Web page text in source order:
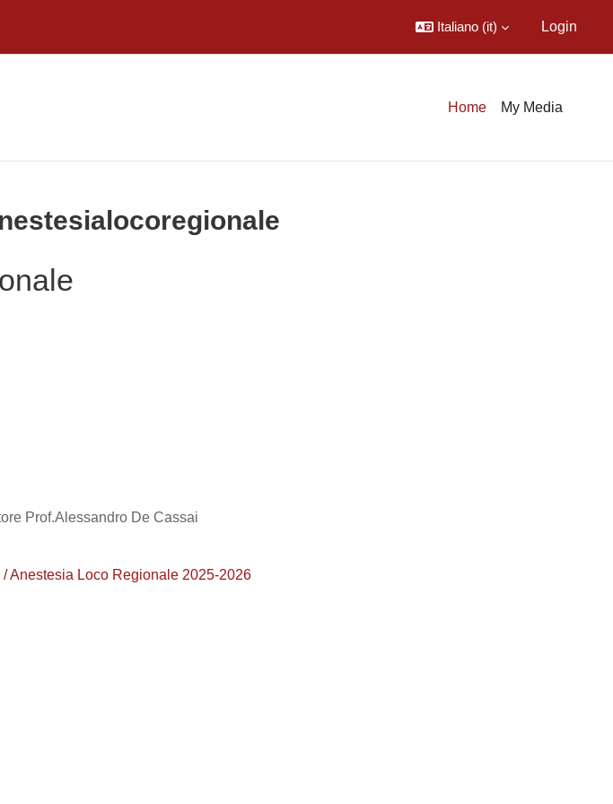
Italiano ‎(it)‎ Login
Home My Media
Prof.Alessandro De Cassai
Anestesia Loco Regionale 2025-2026